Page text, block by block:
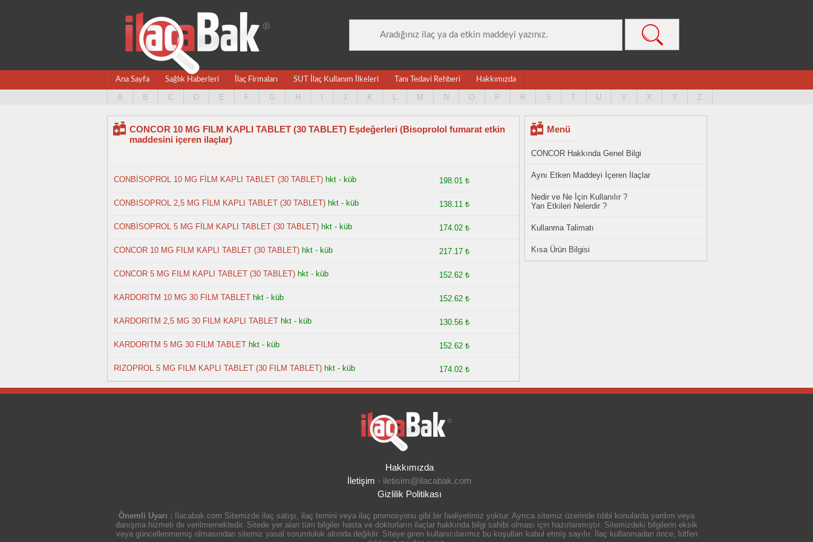
Ana Sayfa Sağlık Haberleri İlaç Firmaları SUT İlaç Kullanım İlkeleri Tanı Tedavi Rehberi Hakkımızda
A B C D E F G H J K L M N O P R S T U V X Y Z
CONCOR 10 MG FILM KAPLI TABLET (30 TABLET) Eşdeğerleri (Bisoprolol fumarat etkin
maddesini içeren ilaçlar)
CONBİSOPROL 10 MG FİLM KAPLI TABLET (30 TABLET) hkt - küb 198.01 ₺
CONBISOPROL 2,5 MG FİLM KAPLI TABLET (30 TABLET) hkt - küb 138.11 ₺
CONBİSOPROL 5 MG FİLM KAPLI TABLET (30 TABLET) hkt - küb 174.02 ₺
CONCOR 10 MG FILM KAPLI TABLET (30 TABLET) hkt - küb 217.17 ₺
CONCOR 5 MG FILM KAPLI TABLET (30 TABLET) hkt - küb 152.62 ₺
KARDORITM 10 MG 30 FILM TABLET hkt - küb 152.62 ₺
KARDORITM 2,5 MG 30 FILM KAPLI TABLET hkt - küb 130.56 ₺
KARDORITM 5 MG 30 FILM TABLET hkt - küb 152.62 ₺
RIZOPROL 5 MG FILM KAPLI TABLET (30 FILM TABLET) hkt - küb 174.02 ₺
Menü
CONCOR Hakkında Genel Bilgi
Aynı Etken Maddeyi İçeren İlaçlar
Nedir ve Ne İçin Kullanılır ?
Yan Etkileri Nelerdir ?
Kullanma Talimatı
Kısa Ürün Bilgisi
Hakkımızda
İletişim - iletisim@ilacabak.com
Gizlilik Politikası
Önemli Uyarı : İlacabak.com Sitemizde ilaç satışı, ilaç temini veya ilaç promosyonu gibi bir faaliyetimiz yoktur. Ayrıca sitemiz üzerinde tıbbi konularda yardım veya
danışma hizmeti de verilmemektedir. Sitede yer alan tüm bilgiler hasta ve doktorların ilaçlar hakkında bilgi sahibi olması için hazırlanmıştır. Sitemizdeki bilgilerin eksik
veya güncellenmemiş olmasından sitemiz yasal sorumluluk altında değildir. Siteye giren kullanıcılarımız bu koşulları kabul etmiş sayılır. İlaç kullanmadan önce, lütfen